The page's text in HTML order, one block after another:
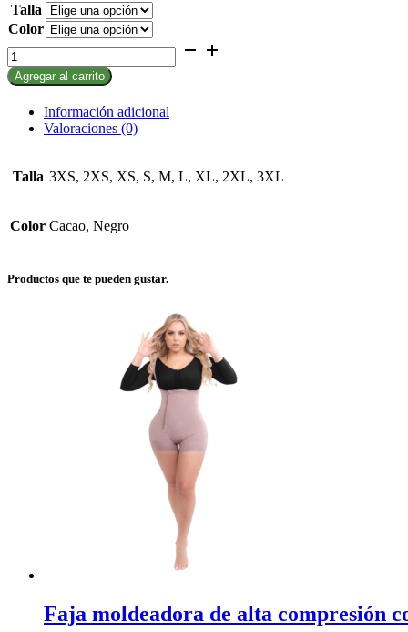
precios:
desde
$112.40
Talla
Color
Prenda
de
alta
Ref.09111
cantidad
Agregar al carrito
Información adicional
Valoraciones (0)
Talla 3XS, 2XS, XS, S, M, L, XL, 2XL, 3XL
Color Cacao, Negro
Productos que te pueden gustar.
Faja moldeadora de alta compresión